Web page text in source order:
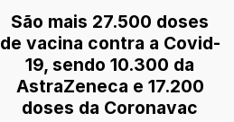
São mais 27.500 doses
de vacina contra a Covid-
19, sendo 10.300 da
AstraZeneca e 17.200
doses da Coronavac